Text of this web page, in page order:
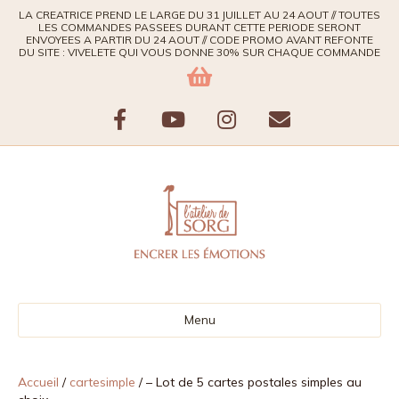
LA CREATRICE PREND LE LARGE DU 31 JUILLET AU 24 AOUT // TOUTES
LES COMMANDES PASSEES DURANT CETTE PERIODE SERONT
ENVOYEES A PARTIR DU 24 AOUT // CODE PROMO AVANT REFONTE
DU SITE : VIVELETE QUI VOUS DONNE 30% SUR CHAQUE COMMANDE
F
o
o
Y
u
t
b
e
I
s
t
g
r
E
Menu
Accueil / cartesimple / – Lot de 5 cartes postales simples au